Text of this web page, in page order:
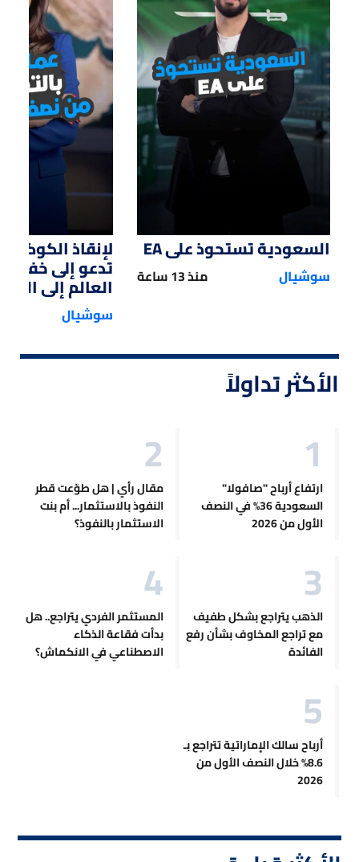
01:12
السعودية تستحوذ على EA
سوشيال منذ 13 ساعة
لإنقاذ
تدعو إلى
العالم إلى
سوشيال
الأكثر تداولاً
ارتفاع أرباح "صافولا"
السعودية 36% في النصف
الأول من 2026
مقال رأي | هل طوّعت قطر
النفوذ بالاستثمار... أم بنت
الاستثمار بالنفوذ؟
الذهب يتراجع بشكل طفيف
مع تراجع المخاوف بشأن رفع
الفائدة
المستثمر الفردي يتراجع.. هل
بدأت فقاعة الذكاء
الاصطناعي في الانكماش؟
أرباح سالك الإماراتية تتراجع بـ
8.6% خلال النصف الأول من
2026